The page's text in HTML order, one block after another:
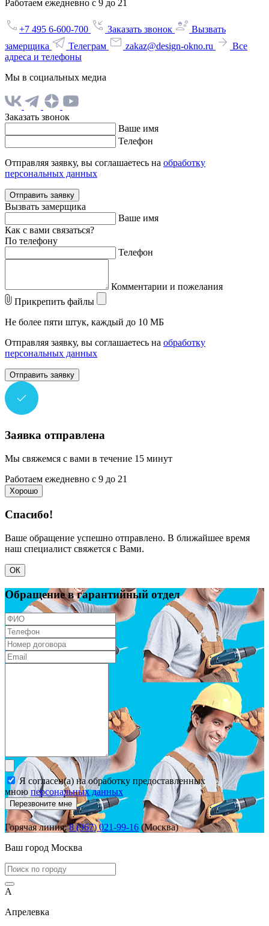
Работаем ежедневно с 9 до 21
+7 495 6-600-700 Заказать звонок
Вызвать
замерщика
Телеграм zakaz@design-okno.ru
Все
адреса и телефоны
Мы в социальных медиа
Заказать звонок
Ваше имя
Телефон
Отправляя заявку, вы соглашаетесь на обработку
персональных данных
Отправить заявку
Вызвать замерщика
Ваше имя
Как с вами связаться?
По телефону
Телефон
Комментарии и пожелания
Прикрепить файлы
Не более пяти штук, каждый до 10 МБ
Отправляя заявку, вы соглашаетесь на обработку
персональных данных
Отправить заявку
Заявка отправлена
Мы свяжемся с вами в течение 15 минут
Работаем ежедневно с 9 до 21
Хорошо
Спасибо!
Ваше обращение успешно отправлено. В ближайшее время
наш специалист свяжется с Вами.
ОК
Обращение в гарантийный отдел
Я согласен(а) на обработку предоставленных
мною персональных данных
Перезвоните мне
Горячая линия:8 (967) 021-99-16 (Москва)
Ваш город Москва
А
Апрелевка